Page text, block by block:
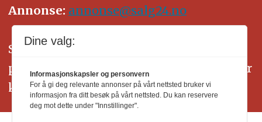
Annonse: annonse@salg24.no
SALG24 arbeider etter Vær Varsom-
plakatens regler for god presseskikk. Her
kan du lese mer omPFUsarbeid.
Dine valg:
Informasjonskapsler og personvern
For å gi deg relevante annonser på vårt nettsted bruker vi
informasjon fra ditt besøk på vårt nettsted. Du kan reservere
deg mot dette under "Innstillinger".